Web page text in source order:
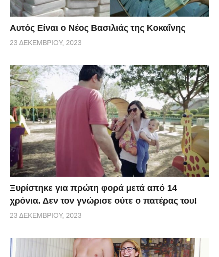
Αυτός Είναι ο Νέος Βασιλιάς της Κοκαΐνης
23 ΔΕΚΕΜΒΡΊΟΥ, 2023
Ξυρίστηκε για πρώτη φορά μετά από 14
χρόνια. Δεν τον γνώρισε ούτε ο πατέρας του!
23 ΔΕΚΕΜΒΡΊΟΥ, 2023